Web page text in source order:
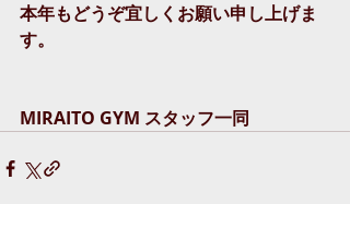
本年もどうぞ宜しくお願い申し上げま
す。
MIRAITO GYM スタッフ一同